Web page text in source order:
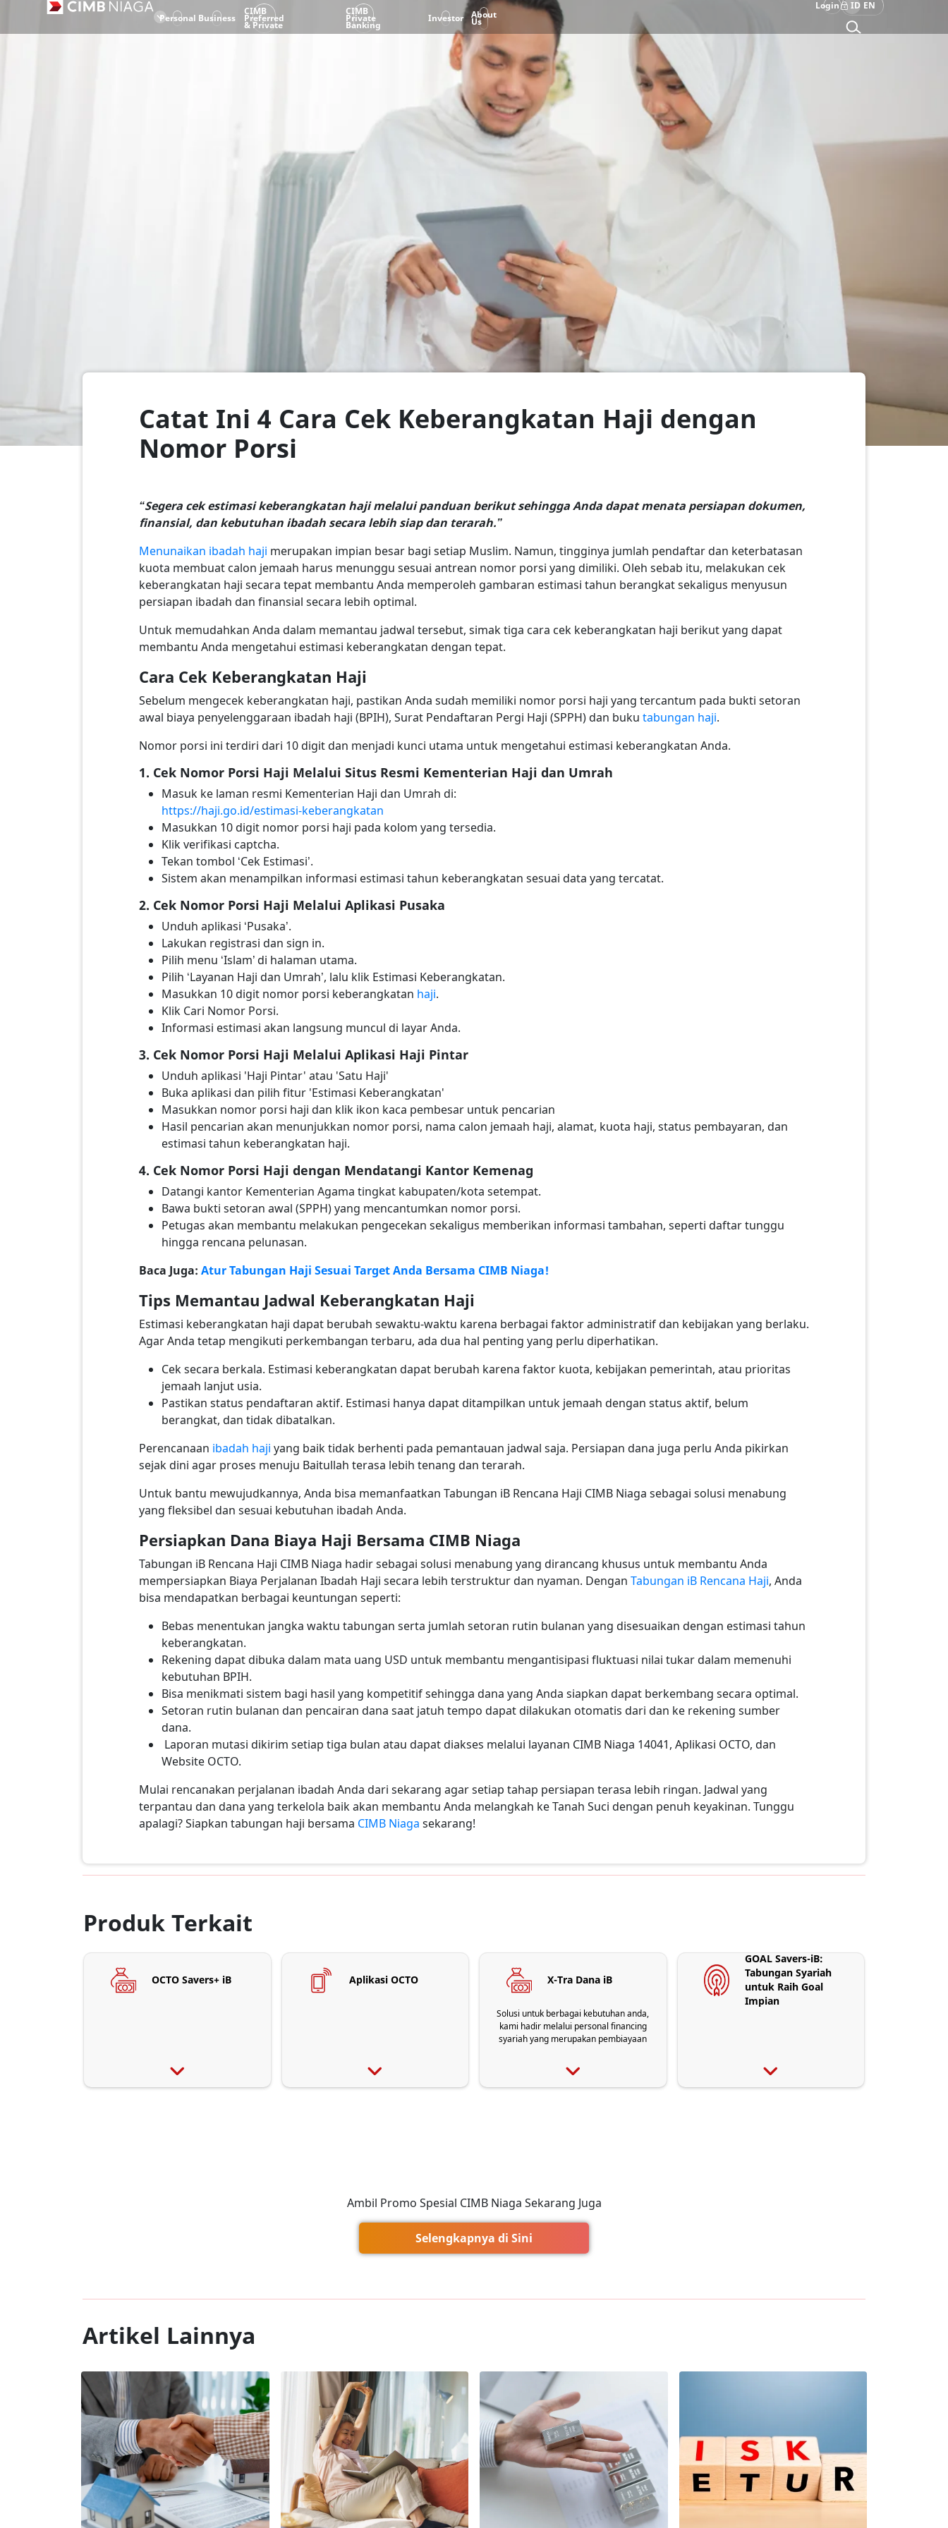
Personal Business
CIMB
Preferred
& Private
CIMB
Private
Banking
Investor About
Us
Login ID EN
Catat Ini 4 Cara Cek Keberangkatan Haji dengan
Nomor Porsi
“Segera cek estimasi keberangkatan haji melalui panduan berikut sehingga Anda dapat menata persiapan dokumen,
finansial, dan kebutuhan ibadah secara lebih siap dan terarah.”
Menunaikan ibadah haji merupakan impian besar bagi setiap Muslim. Namun, tingginya jumlah pendaftar dan keterbatasan
kuota membuat calon jemaah harus menunggu sesuai antrean nomor porsi yang dimiliki. Oleh sebab itu, melakukan cek
keberangkatan haji secara tepat membantu Anda memperoleh gambaran estimasi tahun berangkat sekaligus menyusun
persiapan ibadah dan finansial secara lebih optimal.
Untuk memudahkan Anda dalam memantau jadwal tersebut, simak tiga cara cek keberangkatan haji berikut yang dapat
membantu Anda mengetahui estimasi keberangkatan dengan tepat.
Cara Cek Keberangkatan Haji
Sebelum mengecek keberangkatan haji, pastikan Anda sudah memiliki nomor porsi haji yang tercantum pada bukti setoran
awal biaya penyelenggaraan ibadah haji (BPIH), Surat Pendaftaran Pergi Haji (SPPH) dan buku tabungan haji.
Nomor porsi ini terdiri dari 10 digit dan menjadi kunci utama untuk mengetahui estimasi keberangkatan Anda.
1. Cek Nomor Porsi Haji Melalui Situs Resmi Kementerian Haji dan Umrah
Masuk ke laman resmi Kementerian Haji dan Umrah di:
https://haji.go.id/estimasi-keberangkatan
Masukkan 10 digit nomor porsi haji pada kolom yang tersedia.
Klik verifikasi captcha.
Tekan tombol ‘Cek Estimasi’.
Sistem akan menampilkan informasi estimasi tahun keberangkatan sesuai data yang tercatat.
2. Cek Nomor Porsi Haji Melalui Aplikasi Pusaka
Unduh aplikasi ‘Pusaka’.
Lakukan registrasi dan sign in.
Pilih menu ‘Islam’ di halaman utama.
Pilih ‘Layanan Haji dan Umrah’, lalu klik Estimasi Keberangkatan.
Masukkan 10 digit nomor porsi keberangkatan haji.
Klik Cari Nomor Porsi.
Informasi estimasi akan langsung muncul di layar Anda.
3. Cek Nomor Porsi Haji Melalui Aplikasi Haji Pintar
Unduh aplikasi 'Haji Pintar' atau 'Satu Haji'
Buka aplikasi dan pilih fitur 'Estimasi Keberangkatan'
Masukkan nomor porsi haji dan klik ikon kaca pembesar untuk pencarian
Hasil pencarian akan menunjukkan nomor porsi, nama calon jemaah haji, alamat, kuota haji, status pembayaran, dan
estimasi tahun keberangkatan haji.
4. Cek Nomor Porsi Haji dengan Mendatangi Kantor Kemenag
Datangi kantor Kementerian Agama tingkat kabupaten/kota setempat.
Bawa bukti setoran awal (SPPH) yang mencantumkan nomor porsi.
Petugas akan membantu melakukan pengecekan sekaligus memberikan informasi tambahan, seperti daftar tunggu
hingga rencana pelunasan.
Baca Juga: Atur Tabungan Haji Sesuai Target Anda Bersama CIMB Niaga!
Tips Memantau Jadwal Keberangkatan Haji
Estimasi keberangkatan haji dapat berubah sewaktu-waktu karena berbagai faktor administratif dan kebijakan yang berlaku.
Agar Anda tetap mengikuti perkembangan terbaru, ada dua hal penting yang perlu diperhatikan.
Cek secara berkala. Estimasi keberangkatan dapat berubah karena faktor kuota, kebijakan pemerintah, atau prioritas
jemaah lanjut usia.
Pastikan status pendaftaran aktif. Estimasi hanya dapat ditampilkan untuk jemaah dengan status aktif, belum
berangkat, dan tidak dibatalkan.
Perencanaan ibadah haji yang baik tidak berhenti pada pemantauan jadwal saja. Persiapan dana juga perlu Anda pikirkan
sejak dini agar proses menuju Baitullah terasa lebih tenang dan terarah.
Untuk bantu mewujudkannya, Anda bisa memanfaatkan Tabungan iB Rencana Haji CIMB Niaga sebagai solusi menabung
yang fleksibel dan sesuai kebutuhan ibadah Anda.
Persiapkan Dana Biaya Haji Bersama CIMB Niaga
Tabungan iB Rencana Haji CIMB Niaga hadir sebagai solusi menabung yang dirancang khusus untuk membantu Anda
mempersiapkan Biaya Perjalanan Ibadah Haji secara lebih terstruktur dan nyaman. Dengan Tabungan iB Rencana Haji, Anda
bisa mendapatkan berbagai keuntungan seperti:
Bebas menentukan jangka waktu tabungan serta jumlah setoran rutin bulanan yang disesuaikan dengan estimasi tahun
keberangkatan.
Rekening dapat dibuka dalam mata uang USD untuk membantu mengantisipasi fluktuasi nilai tukar dalam memenuhi
kebutuhan BPIH.
Bisa menikmati sistem bagi hasil yang kompetitif sehingga dana yang Anda siapkan dapat berkembang secara optimal.
Setoran rutin bulanan dan pencairan dana saat jatuh tempo dapat dilakukan otomatis dari dan ke rekening sumber
dana.
Laporan mutasi dikirim setiap tiga bulan atau dapat diakses melalui layanan CIMB Niaga 14041, Aplikasi OCTO, dan
Website OCTO.
Mulai rencanakan perjalanan ibadah Anda dari sekarang agar setiap tahap persiapan terasa lebih ringan. Jadwal yang
terpantau dan dana yang terkelola baik akan membantu Anda melangkah ke Tanah Suci dengan penuh keyakinan. Tunggu
apalagi? Siapkan tabungan haji bersama CIMB Niaga sekarang!
Produk Terkait
OCTO Savers+ iB Aplikasi OCTO X-Tra Dana iB
Solusi untuk berbagai kebutuhan anda,
kami hadir melalui personal financing
syariah yang merupakan pembiayaan
keperluan pembelian barang
menggunakan akad murabahah (jual
beli), keperluan pembelian paket jasa
GOAL Savers-iB:
Tabungan Syariah
untuk Raih Goal
Impian
Ambil Promo Spesial CIMB Niaga Sekarang Juga
Selengkapnya di Sini
Artikel Lainnya